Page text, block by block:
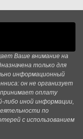
Ваше внимание на
только для
информационный
он не организует
оплату
либо иной информации,
по
с использованием